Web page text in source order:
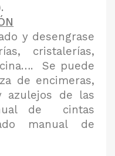
y desengrase
cristalerías,
Se puede
de encimeras,
azulejos de las
de cintas
manual de